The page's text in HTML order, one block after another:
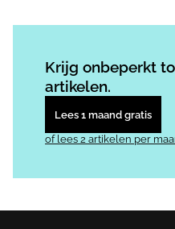
Krijg onbeperkt
artikelen.
Lees 1 maand gratis
of lees 2 artikelen per